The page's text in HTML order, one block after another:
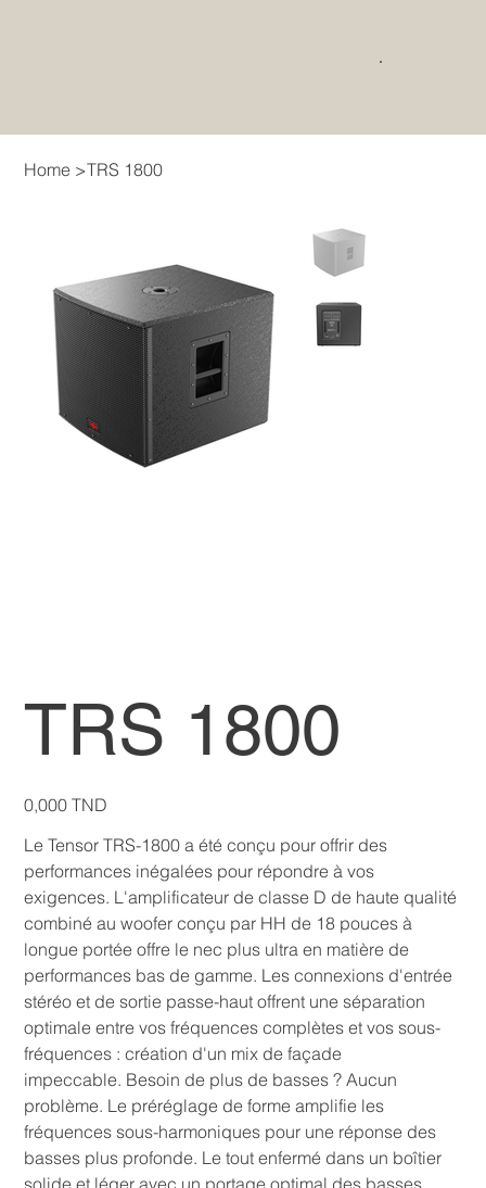
Home >TRS 1800
TRS 1800
Prix
0,000 TND
Le Tensor TRS-1800 a été conçu pour offrir des
performances inégalées pour répondre à vos
exigences. L'amplificateur de classe D de haute qualité
combiné au woofer conçu par HH de 18 pouces à
longue portée offre le nec plus ultra en matière de
performances bas de gamme. Les connexions d'entrée
stéréo et de sortie passe-haut offrent une séparation
optimale entre vos fréquences complètes et vos sous-
fréquences : création d'un mix de façade
impeccable. Besoin de plus de basses ? Aucun
problème. Le préréglage de forme amplifie les
fréquences sous-harmoniques pour une réponse des
basses plus profonde. Le tout enfermé dans un boîtier
solide et léger avec un portage optimal des basses.